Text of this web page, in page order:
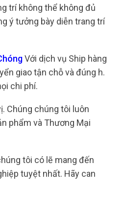
trí không thể không đủ
ý tưởng bày diễn trang trí
Với dịch vụ Ship hàng
giao tận chỗ và đúng h.
chi phí.
Chúng chúng tôi luôn
phẩm và Thương Mại
tôi có lẽ mang đến
tuyệt nhất. Hãy can